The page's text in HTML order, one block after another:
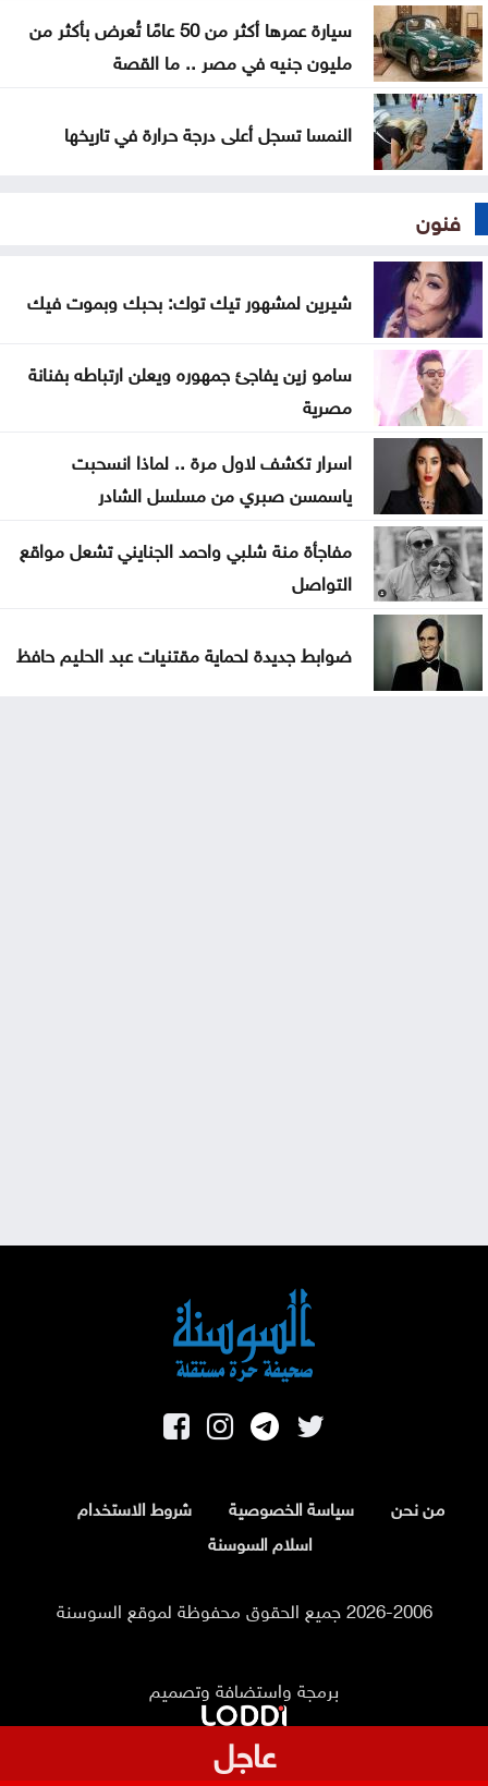
إيران تشترط ستة بنود لإعادة فتح هرمز وواشنطن
تراقب التنفيذ
سيارة عمرها أكثر من 50 عامًا تُعرض بأكثر من
مليون جنيه في مصر .. ما القصة
النمسا تسجل أعلى درجة حرارة في تاريخها
فنون
شيرين لمشهور تيك توك: بحبك وبموت فيك
سامو زين يفاجئ جمهوره ويعلن ارتباطه بفنانة
مصرية
اسرار تكشف لاول مرة .. لماذا انسحبت
ياسمسن صبري من مسلسل الشادر
مفاجأة منة شلبي واحمد الجنايني تشعل مواقع
التواصل
ضوابط جديدة لحماية مقتنيات عبد الحليم حافظ
من نحن سياسة الخصوصية
شروط الاستخدام
اسلام السوسنة
2026-2006 جميع الحقوق محفوظة لموقع السوسنة
برمجة واستضافة وتصميم
عاجل